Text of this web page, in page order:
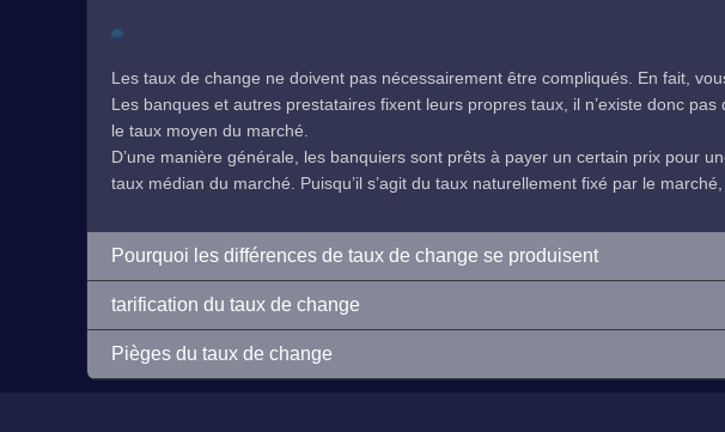
Les taux de change ne doivent pas nécessairement être compliqués. En fait,
Les banques et autres prestataires fixent leurs propres taux, il n’existe donc
le taux moyen du marché.
D’une manière générale, les banquiers sont prêts à payer un certain prix pour
taux médian du marché. Puisqu’il s’agit du taux naturellement fixé par le
Pourquoi les différences de taux de change se produisent
tarification du taux de change
Pièges du taux de change